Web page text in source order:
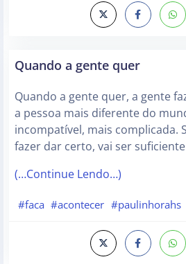
Quando a gente quer
Quando a gente quer, a gente
a pessoa mais diferente do
incompatível, mais complicada.
fazer dar certo, vai ser
(…Continue Lendo…)
#faca #acontecer #paulinhorahs